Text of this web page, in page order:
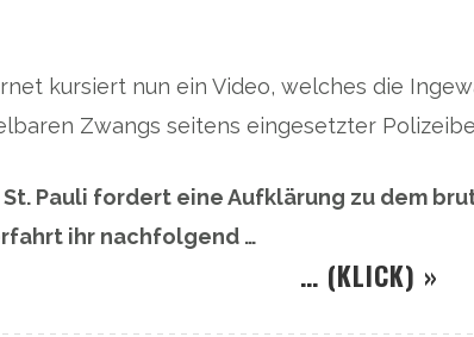
kursiert nun ein Video, welches die
Zwangs seitens eingesetzter
St. Pauli fordert eine Aufklärung zu dem
ihr nachfolgend …
… (KLICK) »